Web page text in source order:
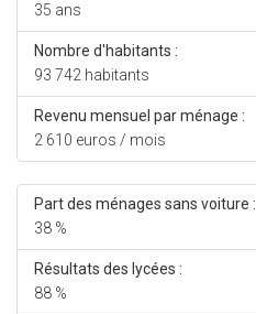
35 ans
Nombre d'habitants :
93 742 habitants
Revenu mensuel par ménage :
2 610 euros / mois
Part des ménages sans voiture :
38 %
Résultats des lycées :
88 %